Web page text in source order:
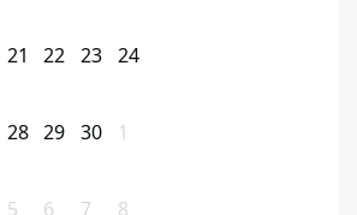
21 22 23 24
28 29 30 1
5 6 7 8